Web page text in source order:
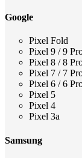
Google
Pixel Fold
Pixel 9 / 9
Pixel 8 / 8
Pixel 7 / 7
Pixel 6 / 6
Pixel 5
Pixel 4
Pixel 3a
Samsung